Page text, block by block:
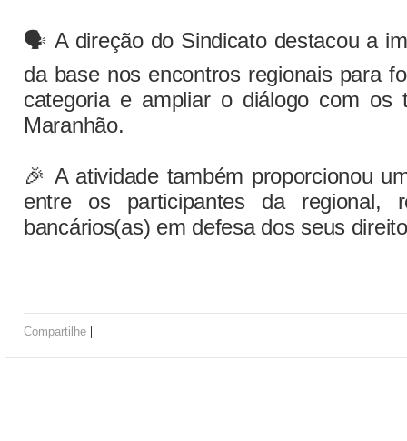
🗣 A direção do Sindicato destacou a
da base nos encontros regionais para
categoria e ampliar o diálogo com os
Maranhão.
🎉 A atividade também proporcionou
entre os participantes da regional,
bancários(as) em defesa dos seus
Compartilhe |